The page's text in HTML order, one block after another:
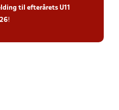
til efterårets U11
!